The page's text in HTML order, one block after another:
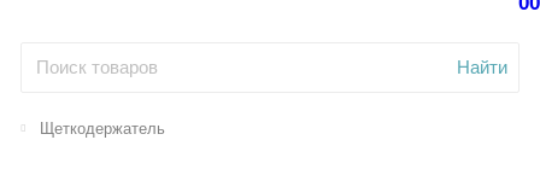
Найти
Щеткодержатель